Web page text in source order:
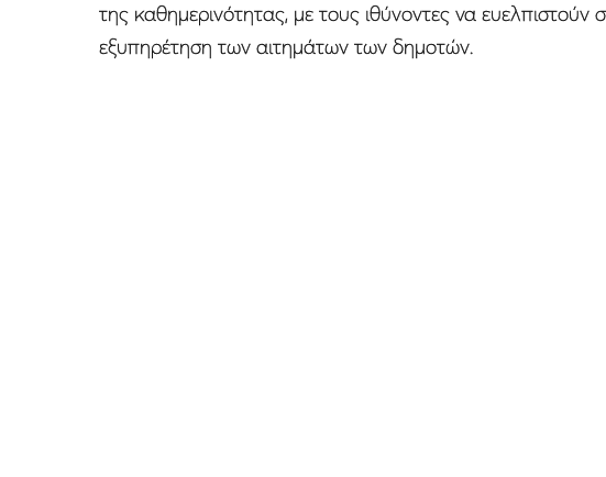
της καθημερινότητας, με τους ιθύνοντες να ευελπιστούν
εξυπηρέτηση των αιτημάτων των δημοτών.